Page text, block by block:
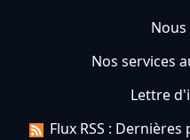
Nos services
Lettre
Flux RSS :